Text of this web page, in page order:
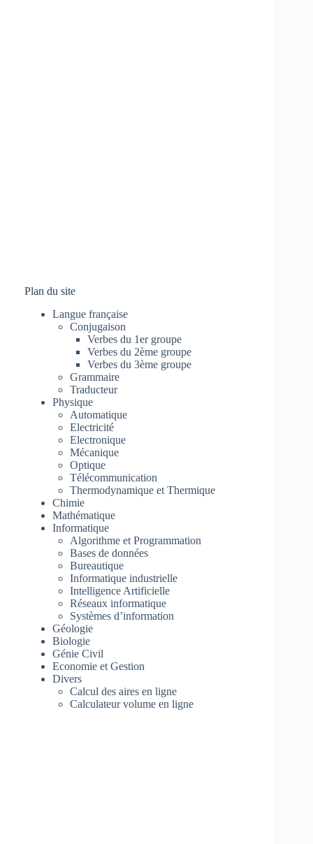
Plan du site
Langue française
Conjugaison
Verbes du 1er groupe
Verbes du 2ème groupe
Verbes du 3ème groupe
Grammaire
Traducteur
Physique
Automatique
Electricité
Electronique
Mécanique
Optique
Télécommunication
Thermodynamique et Thermique
Chimie
Mathématique
Informatique
Algorithme et Programmation
Bases de données
Bureautique
Informatique industrielle
Intelligence Artificielle
Réseaux informatique
Systèmes d’information
Géologie
Biologie
Génie Civil
Economie et Gestion
Divers
Calcul des aires en ligne
Calculateur volume en ligne